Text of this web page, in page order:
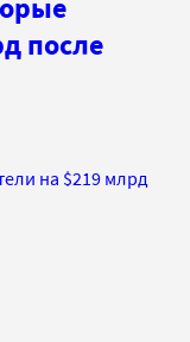
после
на $219 млрд